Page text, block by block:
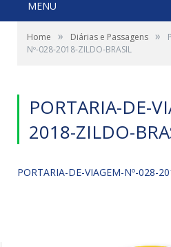
MENU
Home » Diárias e Passagens »
Nº-028-2018-ZILDO-BRASIL
PORTARIA-DE-
2018-ZILDO-
PORTARIA-DE-VIAGEM-Nº-028-